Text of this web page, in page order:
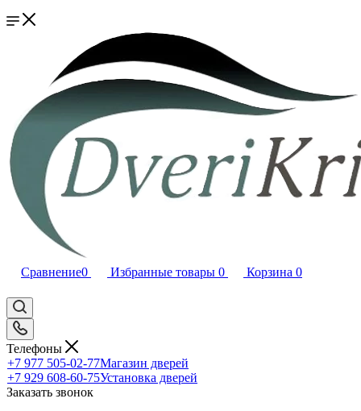
Сравнение0 Избранные товары 0 Корзина 0
Телефоны
+7 977 505-02-77Магазин дверей
+7 929 608-60-75Установка дверей
Заказать звонок